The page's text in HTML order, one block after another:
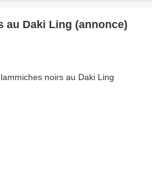
au Daki Ling (annonce)